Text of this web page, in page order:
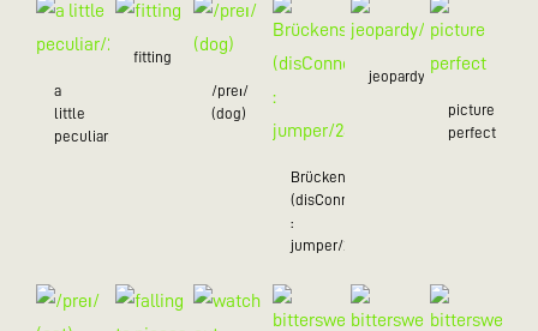
a
little
peculiar/25
fitting
/preɪ/
(dog)
Brückenschlag
(disConnected
:
jumper/24)
jeopardy/24
picture
perfect